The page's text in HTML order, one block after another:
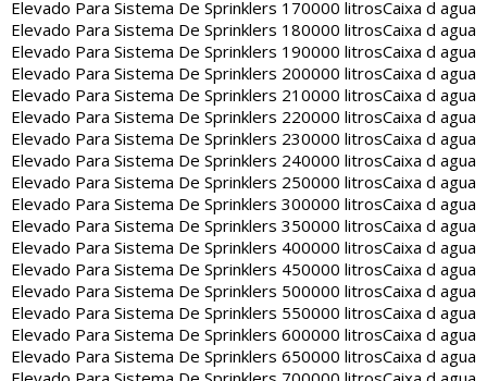
Elevado Para Sistema De Sprinklers 170000 litrosCaixa d agua
Elevado Para Sistema De Sprinklers 180000 litrosCaixa d agua
Elevado Para Sistema De Sprinklers 190000 litrosCaixa d agua
Elevado Para Sistema De Sprinklers 200000 litrosCaixa d agua
Elevado Para Sistema De Sprinklers 210000 litrosCaixa d agua
Elevado Para Sistema De Sprinklers 220000 litrosCaixa d agua
Elevado Para Sistema De Sprinklers 230000 litrosCaixa d agua
Elevado Para Sistema De Sprinklers 240000 litrosCaixa d agua
Elevado Para Sistema De Sprinklers 250000 litrosCaixa d agua
Elevado Para Sistema De Sprinklers 300000 litrosCaixa d agua
Elevado Para Sistema De Sprinklers 350000 litrosCaixa d agua
Elevado Para Sistema De Sprinklers 400000 litrosCaixa d agua
Elevado Para Sistema De Sprinklers 450000 litrosCaixa d agua
Elevado Para Sistema De Sprinklers 500000 litrosCaixa d agua
Elevado Para Sistema De Sprinklers 550000 litrosCaixa d agua
Elevado Para Sistema De Sprinklers 600000 litrosCaixa d agua
Elevado Para Sistema De Sprinklers 650000 litrosCaixa d agua